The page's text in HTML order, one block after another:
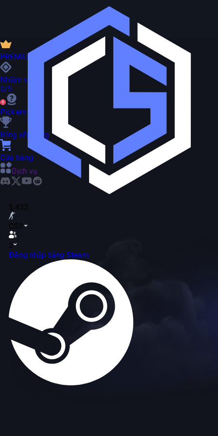
5 452
CS2
2
Đăng nhập bằng Steam
PREMIUM
Nhiệm vụ
0/5
Pick'em
Bảng xếp hạng
Cửa hàng
Dịch vụ